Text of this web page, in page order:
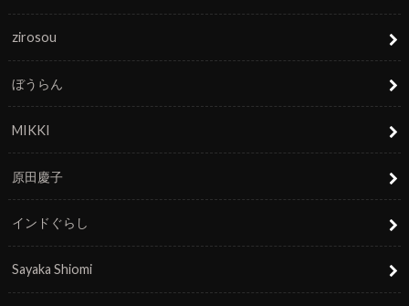
zirosou
ぼうらん
MIKKI
原田慶子
インドぐらし
Sayaka Shiomi